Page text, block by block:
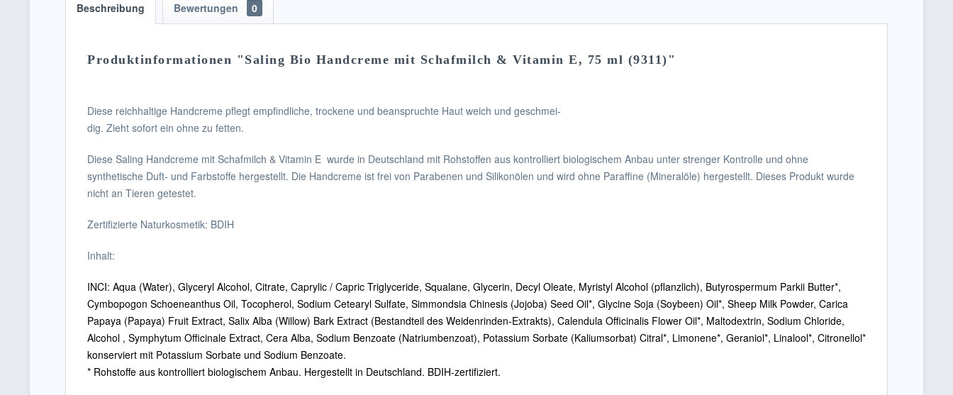
Beschreibung Bewertungen 0
Produktinformationen "Saling Bio Handcreme mit Schafmilch & Vitamin E, 75 ml (9311)"
Diese reichhaltige Handcreme pflegt empfindliche, trockene und beanspruchte Haut weich und geschmei-
dig. Zieht sofort ein ohne zu fetten.
Diese Saling Handcreme mit Schafmilch & Vitamin E wurde in Deutschland mit Rohstoffen aus kontrolliert biologischem Anbau unter strenger Kontrolle und ohne
synthetische Duft- und Farbstoffe hergestellt. Die Handcreme ist frei von Parabenen und Silikonölen und wird ohne Paraffine (Mineralöle) hergestellt. Dieses Produkt wurde
nicht an Tieren getestet.
Zertifizierte Naturkosmetik: BDIH
Inhalt:
INCI: Aqua (Water), Glyceryl Alcohol, Citrate, Caprylic / Capric Triglyceride, Squalane, Glycerin, Decyl Oleate, Myristyl Alcohol (pflanzlich), Butyrospermum Parkii Butter*,
Cymbopogon Schoeneanthus Oil, Tocopherol, Sodium Cetearyl Sulfate, Simmondsia Chinesis (Jojoba) Seed Oil*, Glycine Soja (Soybeen) Oil*, Sheep Milk Powder, Carica
Papaya (Papaya) Fruit Extract, Salix Alba (Willow) Bark Extract (Bestandteil des Weidenrinden-Extrakts), Calendula Officinalis Flower Oil*, Maltodextrin, Sodium Chloride,
Alcohol , Symphytum Officinale Extract, Cera Alba, Sodium Benzoate (Natriumbenzoat), Potassium Sorbate (Kaliumsorbat) Citral*, Limonene*, Geraniol*, Linalool*, Citronellol*
konserviert mit Potassium Sorbate und Sodium Benzoate.
* Rohstoffe aus kontrolliert biologischem Anbau. Hergestellt in Deutschland. BDIH-zertifiziert.